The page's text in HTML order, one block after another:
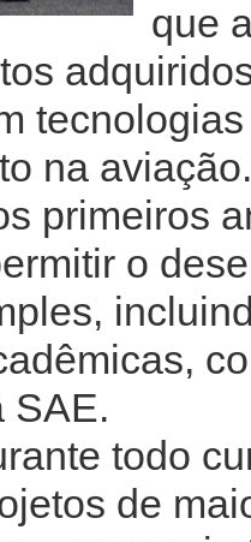
que
na aviação.
primeiros
o
SAE.
todo
de